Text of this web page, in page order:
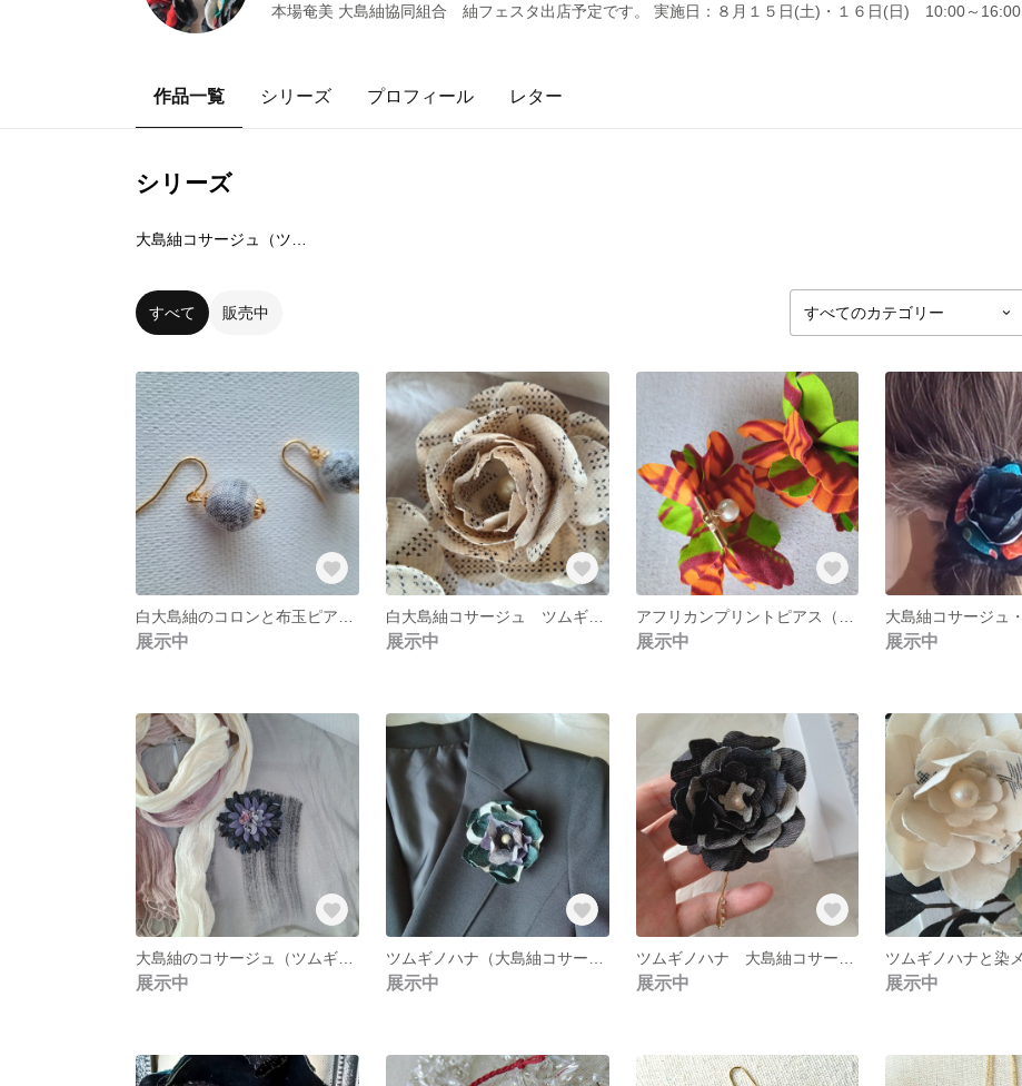
本場奄美 大島紬協同組合 紬フェスタ出店予定です。 実施日：８月１５日(土)・１６日(日) 10:00～16:00
作品一覧 シリーズ プロフィール レター
シリーズ
すべて 販売中
展示中
白大島紬コサージュ ツムギノハナROSE（白大島）
展示中 展示中 展示中
展示中 展示中 展示中 展示中